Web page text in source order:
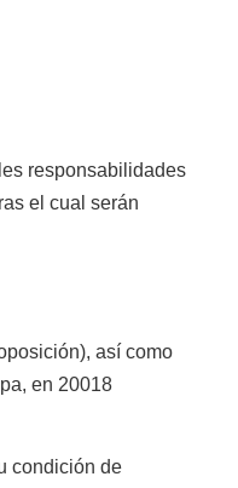
responsabilidades
el cual serán
así como
en 20018
condición de